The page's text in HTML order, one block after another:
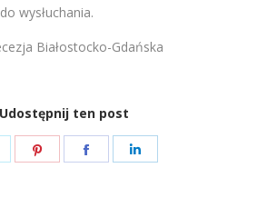
wysłuchania.
Białostocko-Gdańska
Udostępnij ten post
Share
Share
Share